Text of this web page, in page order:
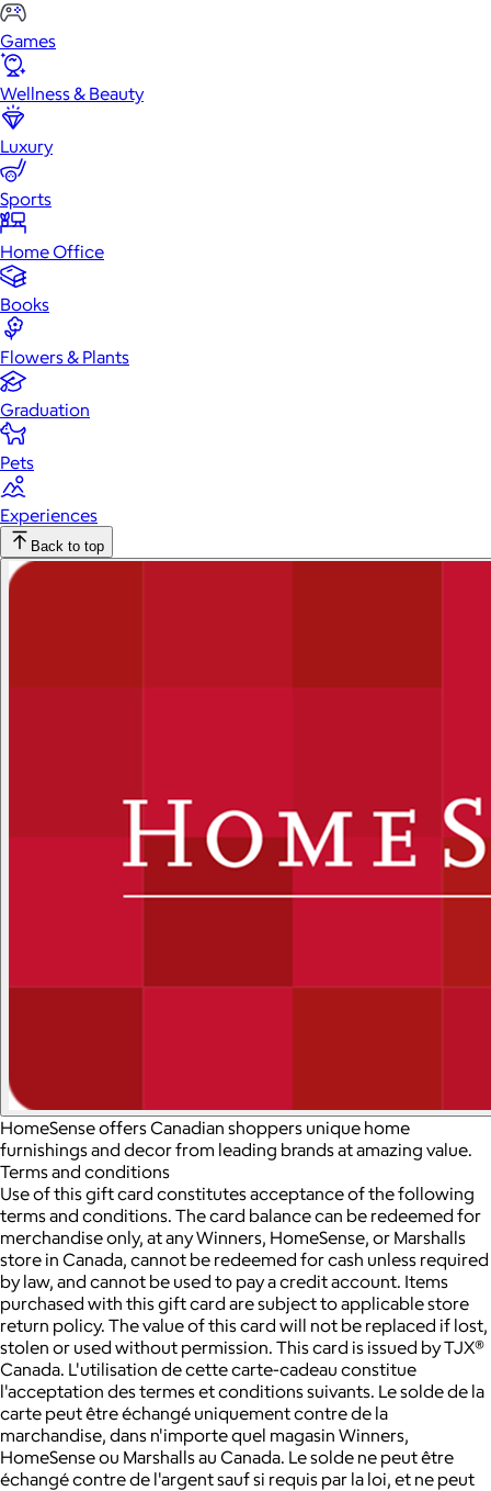
Games
Wellness & Beauty
Luxury
Sports
Home Office
Books
Flowers & Plants
Graduation
Pets
Experiences
Back to top
HomeSense offers Canadian shoppers unique home
furnishings and decor from leading brands at amazing value.
Terms and conditions
Use of this gift card constitutes acceptance of the following
terms and conditions. The card balance can be redeemed for
merchandise only, at any Winners, HomeSense, or Marshalls
store in Canada, cannot be redeemed for cash unless required
by law, and cannot be used to pay a credit account. Items
purchased with this gift card are subject to applicable store
return policy. The value of this card will not be replaced if lost,
stolen or used without permission. This card is issued by TJX®
Canada. L'utilisation de cette carte-cadeau constitue
l'acceptation des termes et conditions suivants. Le solde de la
carte peut être échangé uniquement contre de la
marchandise, dans n'importe quel magasin Winners,
HomeSense ou Marshalls au Canada. Le solde ne peut être
échangé contre de l'argent sauf si requis par la loi, et ne peut